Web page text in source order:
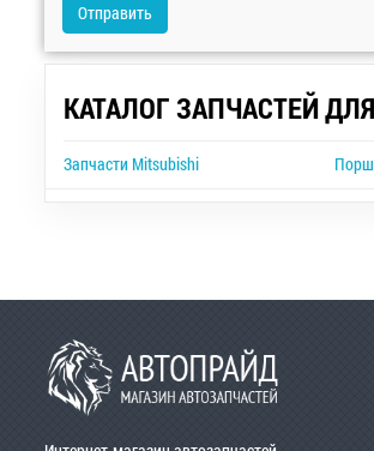
Отправить
КАТАЛОГ ЗАПЧАСТЕЙ
Запчасти Mitsubishi